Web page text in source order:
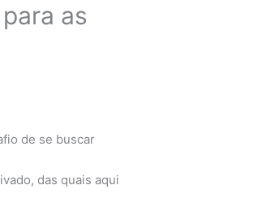
as
de se buscar
das quais aqui